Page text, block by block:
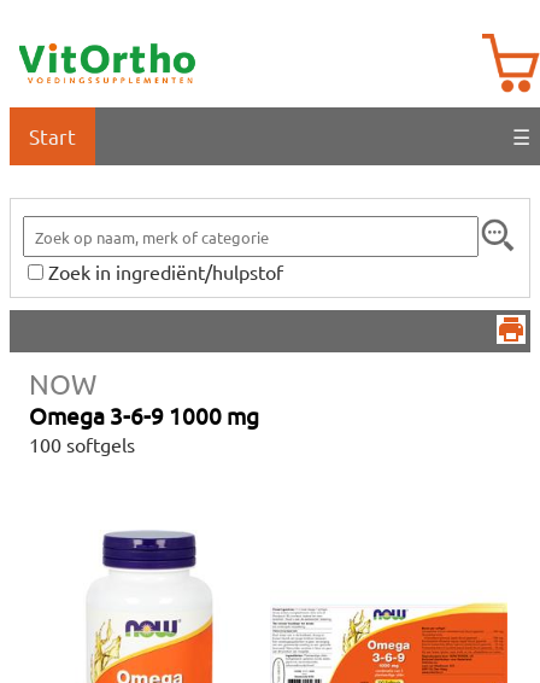
Start ☰
Zoek in ingrediënt/hulpstof
NOW
Omega 3-6-9 1000 mg
100 softgels